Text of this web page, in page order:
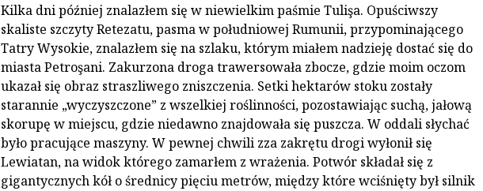
Kilka dni później znalazłem się w niewielkim paśmie Tulişa. Opuściwszy
skaliste szczyty Retezatu, pasma w południowej Rumunii, przypominającego
Tatry Wysokie, znalazłem się na szlaku, którym miałem nadzieję dostać się do
miasta Petroşani. Zakurzona droga trawersowała zbocze, gdzie moim oczom
ukazał się obraz straszliwego zniszczenia. Setki hektarów stoku zostały
starannie „wyczyszczone” z wszelkiej roślinności, pozostawiając suchą, jałową
skorupę w miejscu, gdzie niedawno znajdowała się puszcza. W oddali słychać
było pracujące maszyny. W pewnej chwili zza zakrętu drogi wyłonił się
Lewiatan, na widok którego zamarłem z wrażenia. Potwór składał się z
gigantycznych kół o średnicy pięciu metrów, między które wciśnięty był silnik